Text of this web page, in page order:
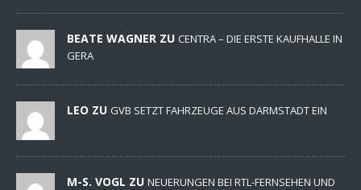
BEATE WAGNER ZU CENTRA – DIE ERSTE KAUFHALLE IN
GERA
LEO ZU GVB SETZT FAHRZEUGE AUS DARMSTADT EIN
M-S. VOGL ZU NEUERUNGEN BEI RTL-FERNSEHEN UND